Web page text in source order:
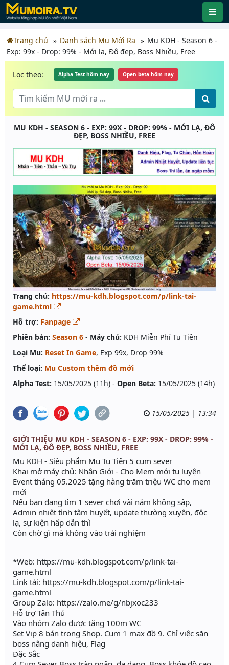
Trang chủ Danh sách Mu Mới Ra
Mu KDH - Season 6 -
Exp: 99x - Drop: 99% - Mới lạ, Đô đẹp, Boss Nhiều, Free
Lọc theo: Alpha Test hôm nay Open beta hôm nay
MU KDH - SEASON 6 - EXP: 99X - DROP: 99% - MỚI LẠ, ĐÔ
ĐẸP, BOSS NHIỀU, FREE
Trang chủ: https://mu-kdh.blogspot.com/p/link-tai-
game.html
Hỗ trợ: Fanpage
Phiên bản: Season 6 - Máy chủ: KDH Miễn Phí Tu Tiên
Loại Mu: Reset In Game, Exp 99x, Drop 99%
Thể loại: Mu Custom thêm đồ mới
Alpha Test: 15/05/2025 (11h) - Open Beta: 15/05/2025 (14h)
15/05/2025 | 13:34
GIỚI THIỆU MU KDH - SEASON 6 - EXP: 99X - DROP: 99% -
MỚI LẠ, ĐÔ ĐẸP, BOSS NHIỀU, FREE
Mu KDH - Siêu phẩm Mu Tu Tiên 5 cụm sever
Khai mở máy chủ: Nhân Giới - Cho Mem mới tu luyện
Event tháng 05.2025 tặng hàng trăm triệu WC cho mem
mới
Nếu bạn đang tìm 1 sever chơi vài năm không sập,
Admin nhiệt tình tâm huyết, update thường xuyên, độc
lạ, sự kiện hấp dẫn thì
Còn chờ gì mà không vào trải nghiệm
*Web: https://mu-kdh.blogspot.com/p/link-tai-
game.html
Link tải: https://mu-kdh.blogspot.com/p/link-tai-
game.html
Group Zalo: https://zalo.me/g/nbjxoc233
Hỗ trợ Tân Thủ
Vào nhóm Zalo được tặng 100m WC
Set Vip 8 bán trong Shop. Cụm 1 max đồ 9. Chỉ việc săn
boss nâng danh hiệu, Flag
Đặc Sắc